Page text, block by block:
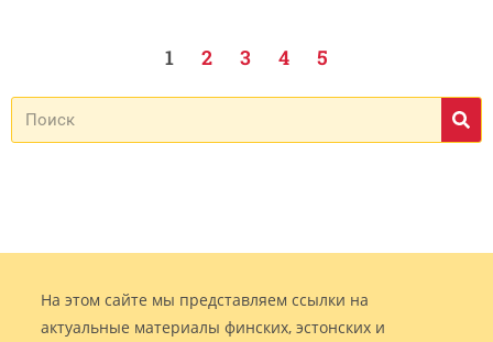
1 2 3 4 5
На этом сайте мы представляем ссылки на
актуальные материалы финских, эстонских и